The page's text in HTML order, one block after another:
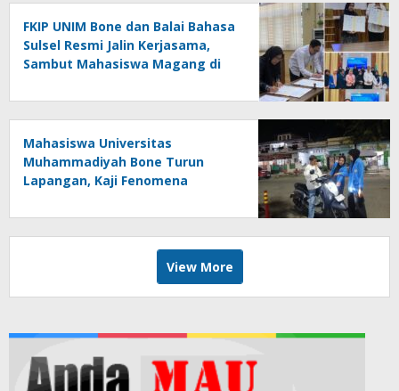
FKIP UNIM Bone dan Balai Bahasa
Sulsel Resmi Jalin Kerjasama,
Sambut Mahasiswa Magang di
Mahasiswa Universitas
Muhammadiyah Bone Turun
Lapangan, Kaji Fenomena
melalui Riset FOTOFOBIA
View More